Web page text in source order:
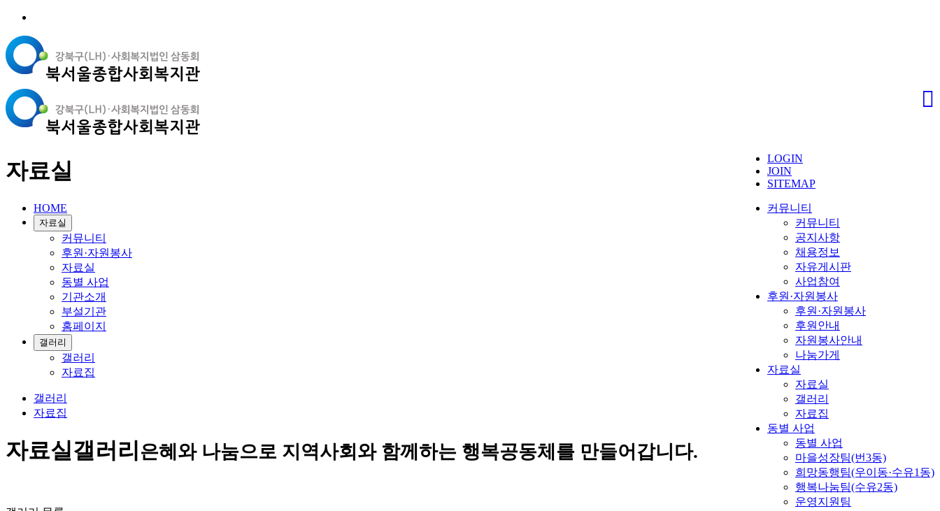
LOGIN
JOIN
SITEMAP
커뮤니티
커뮤니티
공지사항
채용정보
자유게시판
사업참여
후원·자원봉사
후원·자원봉사
후원안내
자원봉사안내
나눔가게
자료실
자료실
갤러리
자료집
동별 사업
동별 사업
마을성장팀(번3동)
희망동행팀(우이동·수유1동)
행복나눔팀(수유2동)
운영지원팀
자료실
HOME
자료실
커뮤니티
후원·자원봉사
자료실
동별 사업
기관소개
부설기관
홈페이지
갤러리
갤러리
자료집
갤러리
자료집
자료실갤러리은혜와 나눔으로 지역사회와 함께하는 행복공동체를 만들어갑니다.